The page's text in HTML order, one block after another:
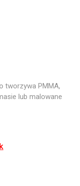
tworzywa PMMA,
lub malowane